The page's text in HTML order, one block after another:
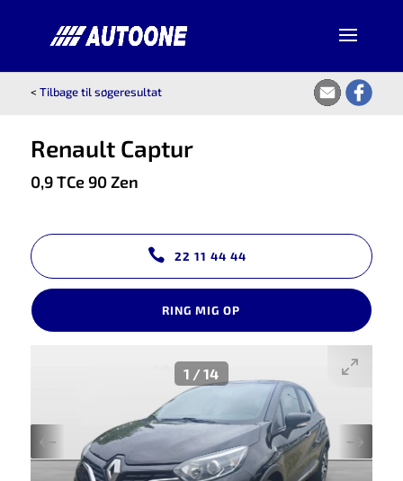
< Tilbage til søgeresultat
Renault Captur
0,9 TCe 90 Zen
22 11 44 44
RING MIG OP
1 /14